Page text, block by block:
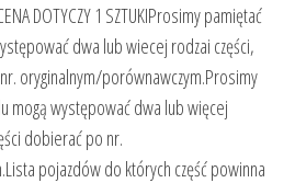
DOTYCZY 1 SZTUKIProsimy pamiętać
dwa lub wiecej rodzai części,
oryginalnym/porównawczym.Prosimy
mogą występować dwa lub więcej
dobierać po nr.
pojazdów do których część powinna